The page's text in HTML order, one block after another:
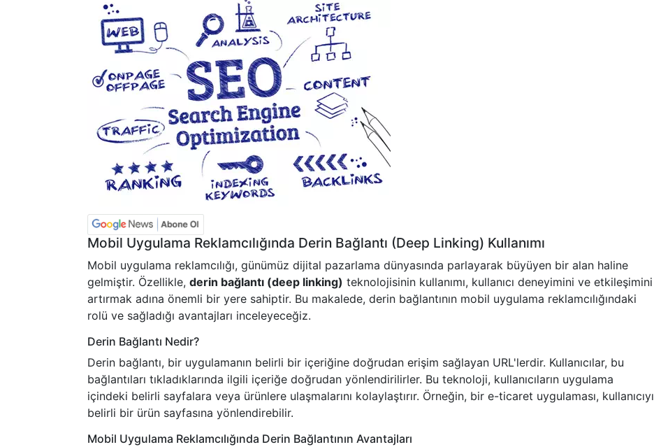
Mobil Uygulama Reklamcılığında Derin Bağlantı (Deep Linking) Kullanımı
Mobil uygulama reklamcılığı, günümüz dijital pazarlama dünyasında parlayarak büyüyen bir alan haline
gelmiştir. Özellikle, derin bağlantı (deep linking) teknolojisinin kullanımı, kullanıcı deneyimini ve etkileşimini
artırmak adına önemli bir yere sahiptir. Bu makalede, derin bağlantının mobil uygulama reklamcılığındaki
rolü ve sağladığı avantajları inceleyeceğiz.
Derin Bağlantı Nedir?
Derin bağlantı, bir uygulamanın belirli bir içeriğine doğrudan erişim sağlayan URL'lerdir. Kullanıcılar, bu
bağlantıları tıkladıklarında ilgili içeriğe doğrudan yönlendirilirler. Bu teknoloji, kullanıcıların uygulama
içindeki belirli sayfalara veya ürünlere ulaşmalarını kolaylaştırır. Örneğin, bir e-ticaret uygulaması, kullanıcıyı
belirli bir ürün sayfasına yönlendirebilir.
Mobil Uygulama Reklamcılığında Derin Bağlantının Avantajları